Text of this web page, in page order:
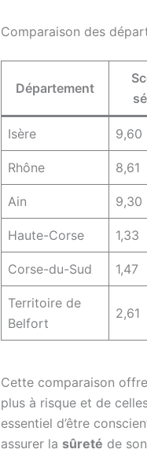
Comparaison des
Département
Isère 9,60
Rhône 8,61
Ain 9,30
Haute-Corse 1,33
Corse-du-Sud 1,47
Territoire de
Belfort
2,61
Cette comparaison
plus à risque et de
essentiel d’être
assurer la sûreté de